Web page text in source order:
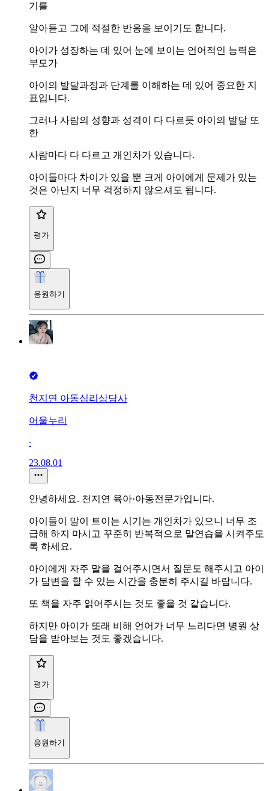
기를
알아듣고 그에 적절한 반응을 보이기도 합니다.
아이가 성장하는 데 있어 눈에 보이는 언어적인 능력은
부모가
아이의 발달과정과 단계를 이해하는 데 있어 중요한 지
표입니다.
그러나 사람의 성향과 성격이 다 다르듯 아이의 발달 또
한
사람마다 다 다르고 개인차가 있습니다.
아이들마다 차이가 있을 뿐 크게 아이에게 문제가 있는
것은 아닌지 너무 걱정하지 않으셔도 됩니다.
평가
응원하기
천지연 아동심리상담사
어울누리
∙
23.08.01
안녕하세요. 천지연 육아·아동전문가입니다.
아이들이 말이 트이는 시기는 개인차가 있으니 너무 조
급해 하지 마시고 꾸준히 반복적으로 말연습을 시켜주도
록 하세요.
아이에게 자주 말을 걸어주시면서 질문도 해주시고 아이
가 답변을 할 수 있는 시간을 충분히 주시길 바랍니다.
또 책을 자주 읽어주시는 것도 좋을 것 같습니다.
하지만 아이가 또래 비해 언어가 너무 느리다면 병원 상
담을 받아보는 것도 좋겠습니다.
평가
응원하기